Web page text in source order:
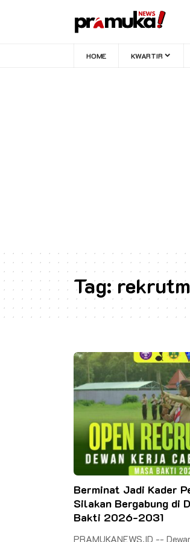
HOME KWARTIR
Tag:
Berminat Jadi Kader
Silakan Bergabung di
Bakti 2026-2031
PRAMUKANEWS.ID --